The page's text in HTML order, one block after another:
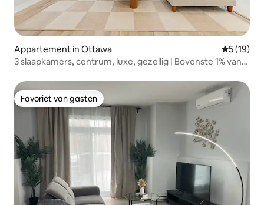
Appartement in Ottawa
5 (19)
3 slaapkamers, centrum, luxe, gezellig | Bovenste 1% van
Favoriet van gasten
Favoriet van gasten